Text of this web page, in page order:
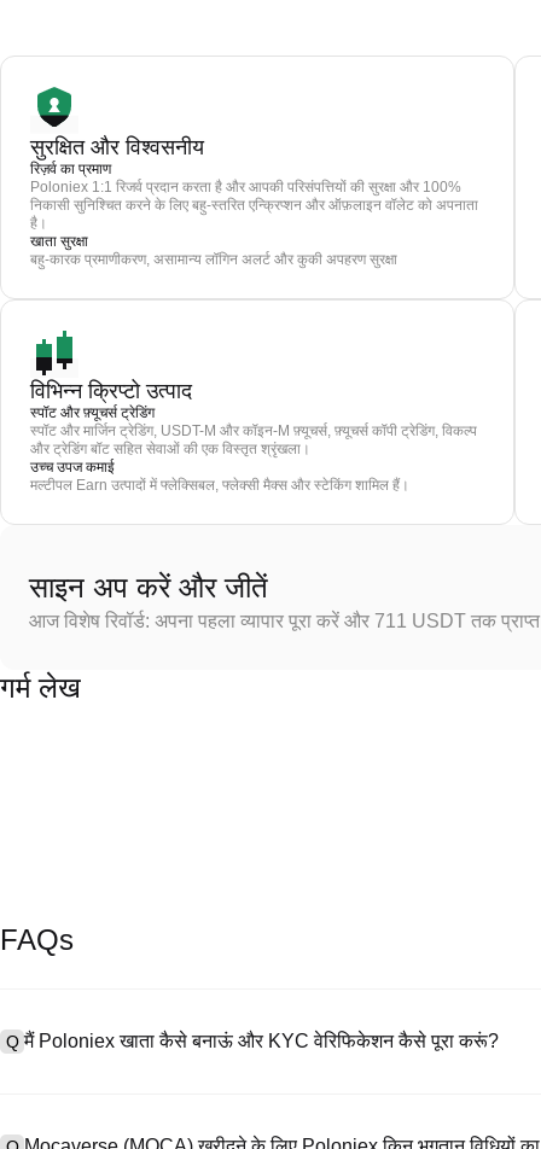
सुरक्षित और विश्वसनीय
रिज़र्व का प्रमाण
Poloniex 1:1 रिजर्व प्रदान करता है और आपकी परिसंपत्तियों की सुरक्षा और 100%
निकासी सुनिश्चित करने के लिए बहु-स्तरित एन्क्रिप्शन और ऑफ़लाइन वॉलेट को अपनाता
है।
खाता सुरक्षा
बहु-कारक प्रमाणीकरण, असामान्य लॉगिन अलर्ट और कुकी अपहरण सुरक्षा
विभिन्न क्रिप्टो उत्पाद
स्पॉट और फ़्यूचर्स ट्रेडिंग
स्पॉट और मार्जिन ट्रेडिंग, USDT-M और कॉइन-M फ़्यूचर्स, फ़्यूचर्स कॉपी ट्रेडिंग, विकल्प
और ट्रेडिंग बॉट सहित सेवाओं की एक विस्तृत श्रृंखला।
उच्च उपज कमाई
मल्टीपल Earn उत्पादों में फ्लेक्सिबल, फ्लेक्सी मैक्स और स्टेकिंग शामिल हैं।
साइन अप करें और जीतें
आज विशेष रिवॉर्ड: अपना पहला व्यापार पूरा करें और 711 USDT तक
गर्म लेख
FAQs
Q मैं Poloniex खाता कैसे बनाऊं और KYC वेरिफिकेशन कैसे पूरा करूं?